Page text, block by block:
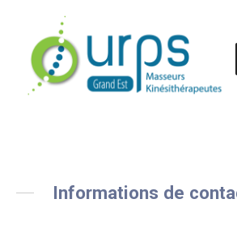
Informations de